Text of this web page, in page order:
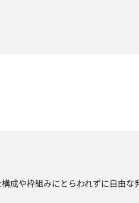
成や枠組みにとらわれずに自由な